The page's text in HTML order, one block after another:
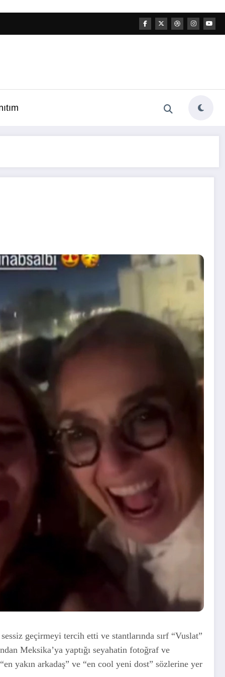
geçirmeyi tercih etti ve stantlarında sırf “Vuslat”
Meksika’ya yaptığı seyahatin fotoğraf ve
yakın arkadaş” ve “en cool yeni dost” sözlerine yer